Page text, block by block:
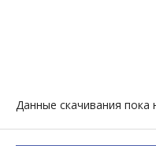
Данные скачивания пока